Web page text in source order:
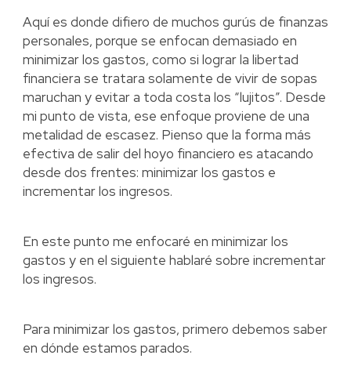
Aquí es donde difiero de muchos gurús de finanzas
personales, porque se enfocan demasiado en
minimizar los gastos, como si lograr la libertad
financiera se tratara solamente de vivir de sopas
maruchan y evitar a toda costa los “lujitos”. Desde
mi punto de vista, ese enfoque proviene de una
metalidad de escasez. Pienso que la forma más
efectiva de salir del hoyo financiero es atacando
desde dos frentes: minimizar los gastos e
incrementar los ingresos.
En este punto me enfocaré en minimizar los
gastos y en el siguiente hablaré sobre incrementar
los ingresos.
Para minimizar los gastos, primero debemos saber
en dónde estamos parados.